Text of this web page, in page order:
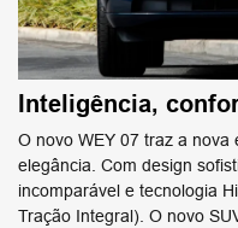
Inteligência,
O novo WEY 07 traz a
elegância. Com design
incomparável e tecnologia
Tração Integral). O novo